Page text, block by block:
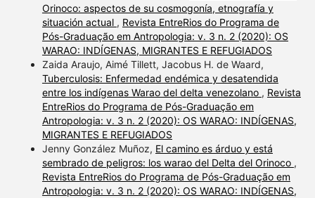
Orinoco: aspectos de su cosmogonía, etnografía y
situación actual , Revista EntreRios do Programa de
Pós-Graduação em Antropologia: v. 3 n. 2 (2020): OS
WARAO: INDÍGENAS, MIGRANTES E REFUGIADOS
Zaida Araujo, Aimé Tillett, Jacobus H. de Waard,
Tuberculosis: Enfermedad endémica y desatendida
entre los indígenas Warao del delta venezolano , Revista
EntreRios do Programa de Pós-Graduação em
Antropologia: v. 3 n. 2 (2020): OS WARAO: INDÍGENAS,
MIGRANTES E REFUGIADOS
Jenny González Muñoz, El camino es árduo y está
sembrado de peligros: los warao del Delta del Orinoco ,
Revista EntreRios do Programa de Pós-Graduação em
Antropologia: v. 3 n. 2 (2020): OS WARAO: INDÍGENAS,